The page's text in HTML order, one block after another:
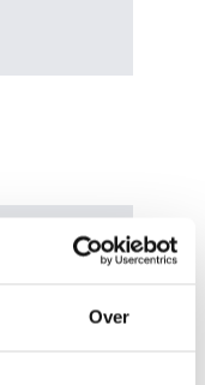
Over